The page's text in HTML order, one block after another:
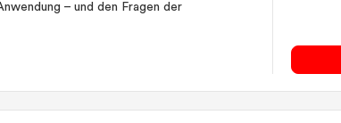
– und den Fragen der